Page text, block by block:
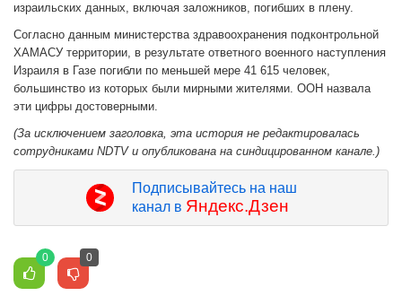
израильских данных, включая заложников, погибших в плену.
Согласно данным министерства здравоохранения подконтрольной
ХАМАСУ территории, в результате ответного военного наступления
Израиля в Газе погибли по меньшей мере 41 615 человек,
большинство из которых были мирными жителями. ООН назвала
эти цифры достоверными.
(За исключением заголовка, эта история не редактировалась
сотрудниками NDTV и опубликована на синдицированном канале.)
Подписывайтесь на наш
канал в Яндекс.Дзен
0 0